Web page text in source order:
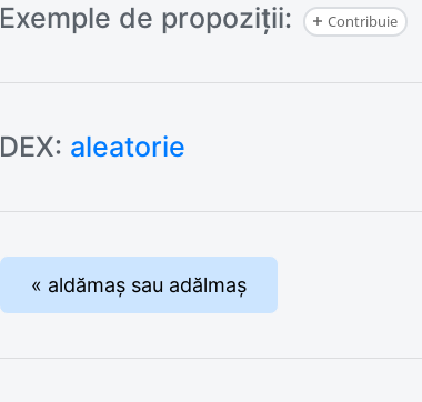
Exemple de propoziții: Contribuie
DEX: aleatorie
« aldămaș sau adălmaș